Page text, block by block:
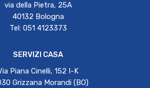
via della Pietra, 25A
40132 Bologna
Tel: 051 4123373
SERVIZI CASA
Piana Cinelli, 152 I-K
Grizzana Morandi (BO)